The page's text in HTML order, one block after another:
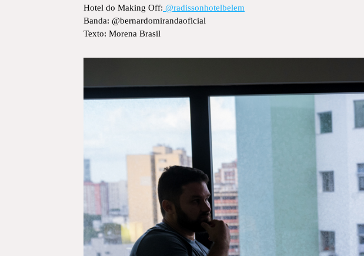
Hotel do Making Off: @radissonhotelbelem
Banda: @bernardomirandaoficial
Texto: Morena Brasil